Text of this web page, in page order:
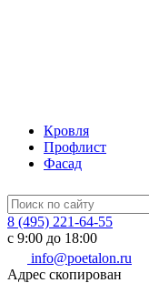
Кровля
Профлист
Фасад
8 (495) 221-64-55
с 9:00 до 18:00
info@poetalon.ru
Адрес скопирован